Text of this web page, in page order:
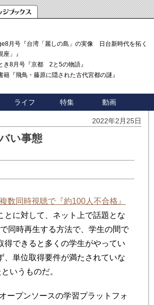
月号『台湾「麗しの島」の実像 日台新時代を拓く「3
座」』
き8月号『京都 2と5の物語』
籍『飛鳥・藤原に隠された古代宮都の謎』
ライフ 特集 動画
2022年2月25日
い事態
数同時視聴で『約100人不合格』
とに対して、ネット上で話題とな
同時再生する方法で、学生の間で
得できると多くの学生がやってい
、単位取得要件が満たされていな
いうものだ。
ープンソースの学習プラットフォ